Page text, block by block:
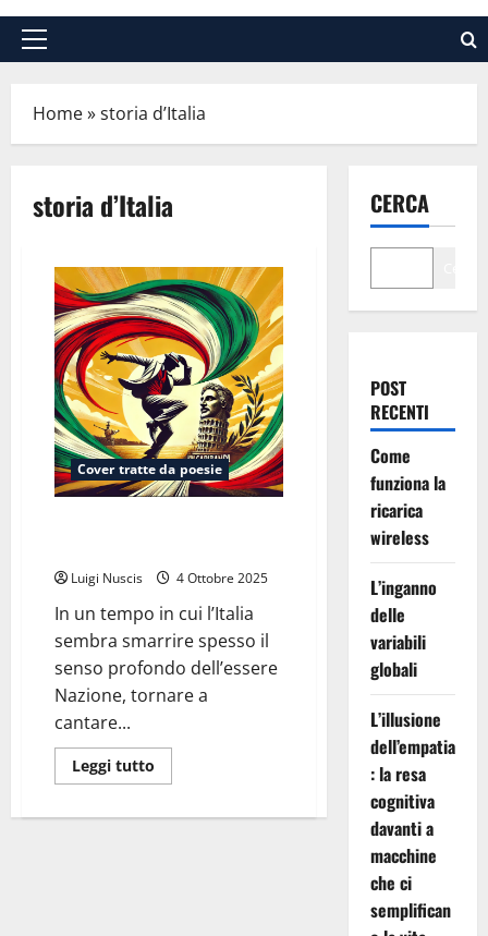
Menu
Home»storia d’Italia
storia d’Italia
Cover tratte da poesie
Luigi Nuscis 4 Ottobre 2025
In un tempo in cui l’Italia
sembra smarrire spesso il
senso profondo dell’essere
Nazione, tornare a
cantare...
Leggi tutto
di
Inno
CERCA
POST
RECENTI
Come
funziona la
ricarica
wireless
L’inganno
delle
variabili
globali
L’illusione
dell’empatia
: la resa
cognitiva
davanti a
macchine
che ci
semplifican